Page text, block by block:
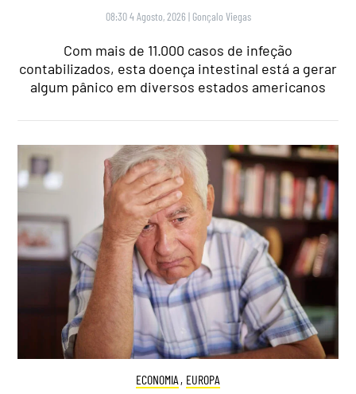
08:30 4 Agosto, 2026 | Gonçalo Viegas
Com mais de 11.000 casos de infeção
contabilizados, esta doença intestinal está a gerar
algum pânico em diversos estados americanos
ECONOMIA , EUROPA